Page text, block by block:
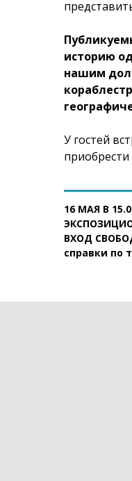
историю
нашим
У гостей
16 МАЯ В
ВХОД
справки по